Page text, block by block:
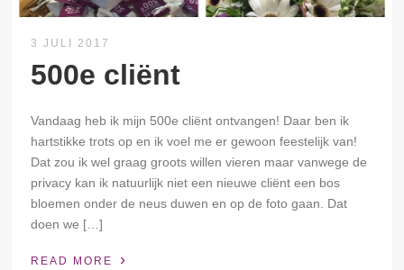
3 JULI 2017
500e cliënt
Vandaag heb ik mijn 500e cliënt ontvangen! Daar ben ik
hartstikke trots op en ik voel me er gewoon feestelijk van!
Dat zou ik wel graag groots willen vieren maar vanwege de
privacy kan ik natuurlijk niet een nieuwe cliënt een bos
bloemen onder de neus duwen en op de foto gaan. Dat
doen we […]
READ MORE ›